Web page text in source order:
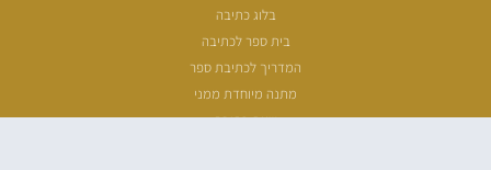
בלוג כתיבה
בית ספר לכתיבה
המדריך לכתיבת ספר
מתנה מיוחדת ממני
שעת כתיבה